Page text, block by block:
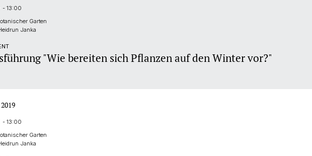
- 13:00
Garten
Janka
"Wie bereiten sich Pflanzen auf den Winter vor?"
- 13:00
Garten
Janka